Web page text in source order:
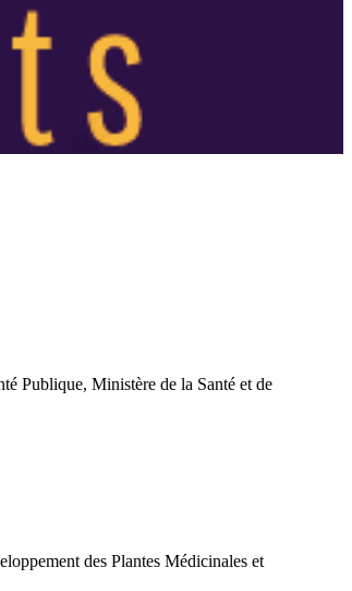
Publique, Ministère de la Santé et de
des Plantes Médicinales et